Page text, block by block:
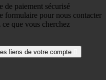
de paiement sécurisé
formulaire pour nous contacter
que vous cherchez
liens de votre compte